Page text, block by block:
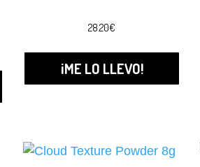
28.20€
¡ME LO LLEVO!